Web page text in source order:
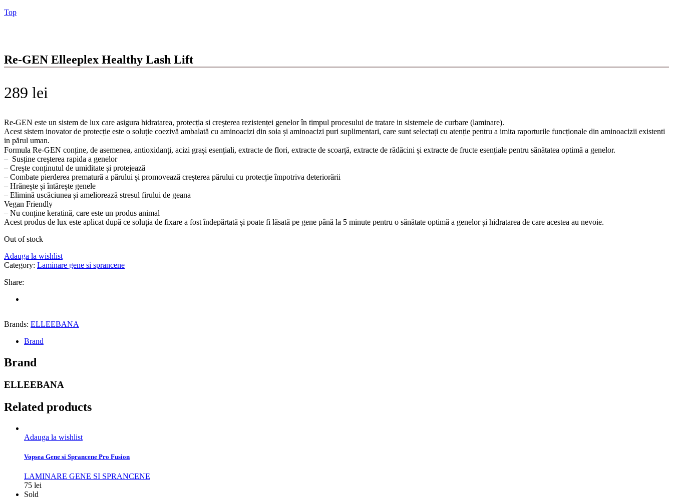
Top
Re-GEN Elleeplex Healthy Lash Lift
289 lei
Re-GEN este un sistem de lux care asigura hidratarea, protecția si creșterea rezistenței genelor în timpul procesului de tratare in sistemele de curbare (laminare).
Acest sistem inovator de protecție este o soluție coezivă ambalată cu aminoacizi din soia și aminoacizi puri suplimentari, care sunt selectați cu atenție pentru a imita raporturile funcționale din aminoacizii existenti
in părul uman.
Formula Re-GEN conține, de asemenea, antioxidanți, acizi grași esențiali, extracte de flori, extracte de scoarță, extracte de rădăcini și extracte de fructe esențiale pentru sănătatea optimă a genelor. ⠀
– Susține creșterea rapida a genelor
– Crește conținutul de umiditate și protejează
– Combate pierderea prematură a părului și promovează creșterea părului cu protecție împotriva deteriorării
– Hrănește și întărește genele
– Elimină uscăciunea și ameliorează stresul firului de geana
Vegan Friendly
– Nu conține keratină, care este un produs animal
Acest produs de lux este aplicat după ce soluția de fixare a fost îndepărtată și poate fi lăsată pe gene până la 5 minute pentru o sănătate optimă a genelor și hidratarea de care acestea au nevoie.
Out of stock
Adauga la wishlist
Category: Laminare gene si sprancene
Share:
Brands: ELLEEBANA
Brand
Brand
ELLEEBANA
Related products
Adauga la wishlist
Vopsea Gene si Sprancene Pro Fusion
LAMINARE GENE SI SPRANCENE
75 lei
Sold